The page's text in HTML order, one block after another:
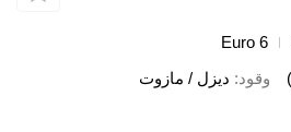
Euro 6
وقود ديزل / مازوت